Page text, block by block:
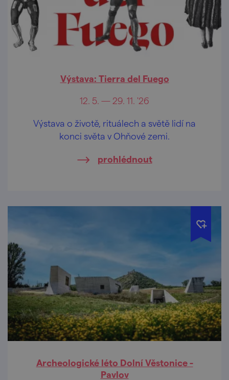
Výstava: Tierra del Fuego
12. 5. — 29. 11. '26
Výstava o životě, rituálech a světě lidí na
konci světa v Ohňové zemi.
prohlédnout
Archeologické léto Dolní Věstonice -
Pavlov